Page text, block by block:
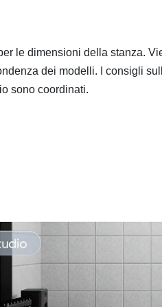
le dimensioni della stanza.
dei modelli. I consigli
sono coordinati.